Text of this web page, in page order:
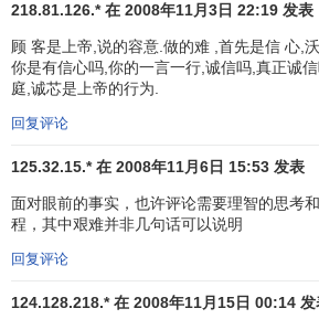
费者会长期在山姆会员店购物，这样很
从而培养起消费者对沃尔玛这一零售商
3．会费收入相当可观。会费虽相
但对于会员众多的山姆店来说，却是一
另一方面，实行会员制是类似于减价
式，消费者也可以从中获取许多利益，
1．享受超低价优惠或特殊服务。对
山姆店可以享受价格更低的优惠，一次
218.81.126.* 在 2008年11月3日 22:19 发表
顾 客是上帝,说的容意.做的难 ,首先是信 心,
你是有信心吗,你的一言一行,诚信吗,真正诚
庭,诚芯是上帝的行为.
回复评论
125.32.15.* 在 2008年11月6日 15:53 发表
面对眼前的事实，也许评论需要理智的思考
程，其中艰难并非几句话可以说明
回复评论
124.128.218.* 在 2008年11月15日 00:14 发